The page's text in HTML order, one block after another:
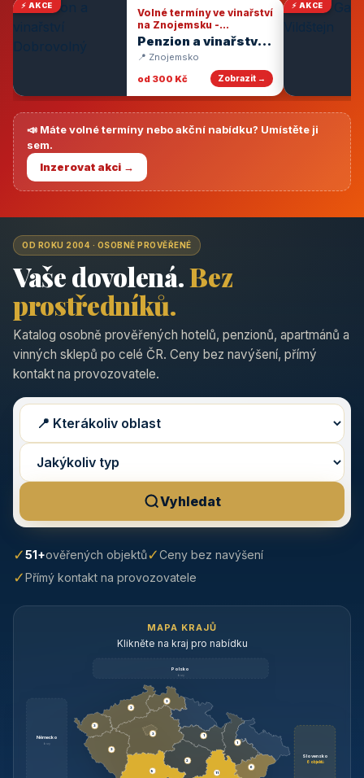
⚡ AKCE
Volné termíny ve vinařství
na Znojemsku -
degustace vín
Penzion a vinařství
Dobrovolný
📍 Znojemsko
od 300 Kč
Zobrazit →
⚡ AKCE
📣 Máte volné termíny nebo akční nabídku? Umístěte ji
sem.
Inzerovat akci →
OD ROKU 2004 · OSOBNĚ PROVĚŘENÉ
Vaše dovolená.Bez
prostředníků.
Katalog osobně prověřených hotelů, penzionů, apartmánů a
vinných sklepů po celé ČR. Ceny bez navýšení, přímý
kontakt na provozovatele.
Vyhledat
✓51+ověřených objektů✓Ceny bez navýšení
✓Přímý kontakt na provozovatele
MAPA KRAJŮ
Klikněte na kraj pro nabídku
Polsko
brzy
Německo
brzy
Slovensko
6 objektů
3
9
3
3
3
3
1
2
11
1
6